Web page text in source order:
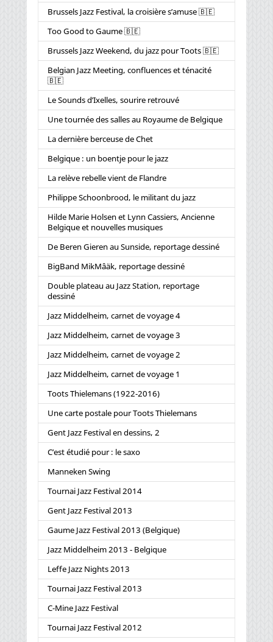
Brussels Jazz Festival, la croisière s’amuse 🇧🇪
Too Good to Gaume 🇧🇪
Brussels Jazz Weekend, du jazz pour Toots 🇧🇪
Belgian Jazz Meeting, confluences et ténacité
🇧🇪
Le Sounds d’Ixelles, sourire retrouvé
Une tournée des salles au Royaume de Belgique
La dernière berceuse de Chet
Belgique : un boentje pour le jazz
La relève rebelle vient de Flandre
Philippe Schoonbrood, le militant du jazz
Hilde Marie Holsen et Lynn Cassiers, Ancienne
Belgique et nouvelles musiques
De Beren Gieren au Sunside, reportage dessiné
BigBand MikMâäk, reportage dessiné
Double plateau au Jazz Station, reportage
dessiné
Jazz Middelheim, carnet de voyage 4
Jazz Middelheim, carnet de voyage 3
Jazz Middelheim, carnet de voyage 2
Jazz Middelheim, carnet de voyage 1
Toots Thielemans (1922-2016)
Une carte postale pour Toots Thielemans
Gent Jazz Festival en dessins, 2
C’est étudié pour : le saxo
Manneken Swing
Tournai Jazz Festival 2014
Gent Jazz Festival 2013
Gaume Jazz Festival 2013 (Belgique)
Jazz Middelheim 2013 - Belgique
Leffe Jazz Nights 2013
Tournai Jazz Festival 2013
C-Mine Jazz Festival
Tournai Jazz Festival 2012